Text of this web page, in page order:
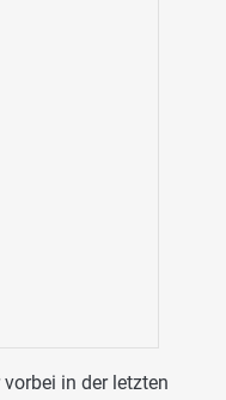
in der letzten